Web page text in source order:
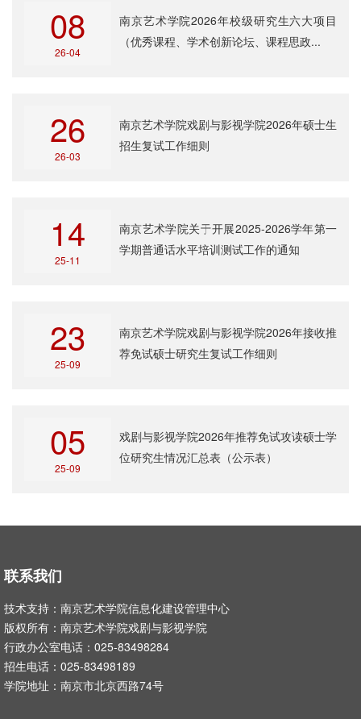
08
26-04
南京艺术学院2026年校级研究生六大项目
（优秀课程、学术创新论坛、课程思政...
26
26-03
南京艺术学院戏剧与影视学院2026年硕士生
招生复试工作细则
14
25-11
南京艺术学院关于开展2025-2026学年第一
学期普通话水平培训测试工作的通知
23
25-09
南京艺术学院戏剧与影视学院2026年接收推
荐免试硕士研究生复试工作细则
05
25-09
戏剧与影视学院2026年推荐免试攻读硕士学
位研究生情况汇总表（公示表）
联系我们
技术支持：南京艺术学院信息化建设管理中心
版权所有：南京艺术学院戏剧与影视学院
行政办公室电话：025-83498284
招生电话：025-83498189
学院地址：南京市北京西路74号